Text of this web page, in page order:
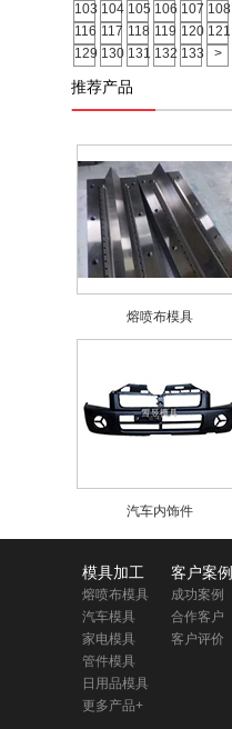
103 104 105 106 107 108
116 117 118 119 120 121
129 130 131 132 133 >
推荐产品
熔喷布模具
汽车内饰件
模具加工
熔喷布模具
汽车模具
家电模具
管件模具
日用品模具
更多产品+
客户案例
成功案例
合作客户
客户评价